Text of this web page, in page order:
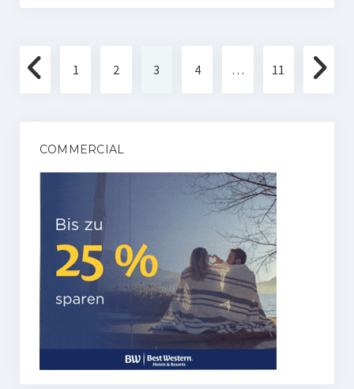
Seitennummerierung
der
1 2 3 4 … 11
COMMERCIAL